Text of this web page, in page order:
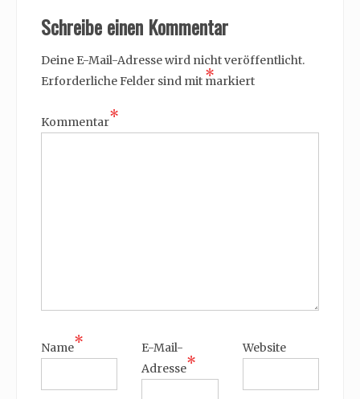
Schreibe einen Kommentar
Deine E-Mail-Adresse wird nicht veröffentlicht.
Erforderliche Felder sind mit *
markiert
Kommentar*
Name*
E-Mail-
Adresse*
Website